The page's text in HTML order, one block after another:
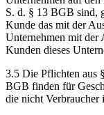
S. d. § 13 BGB sind,
Kunde das mit der
Unternehmen mit der
Kunden dieses
3.5 Die Pflichten aus
BGB finden für
die nicht